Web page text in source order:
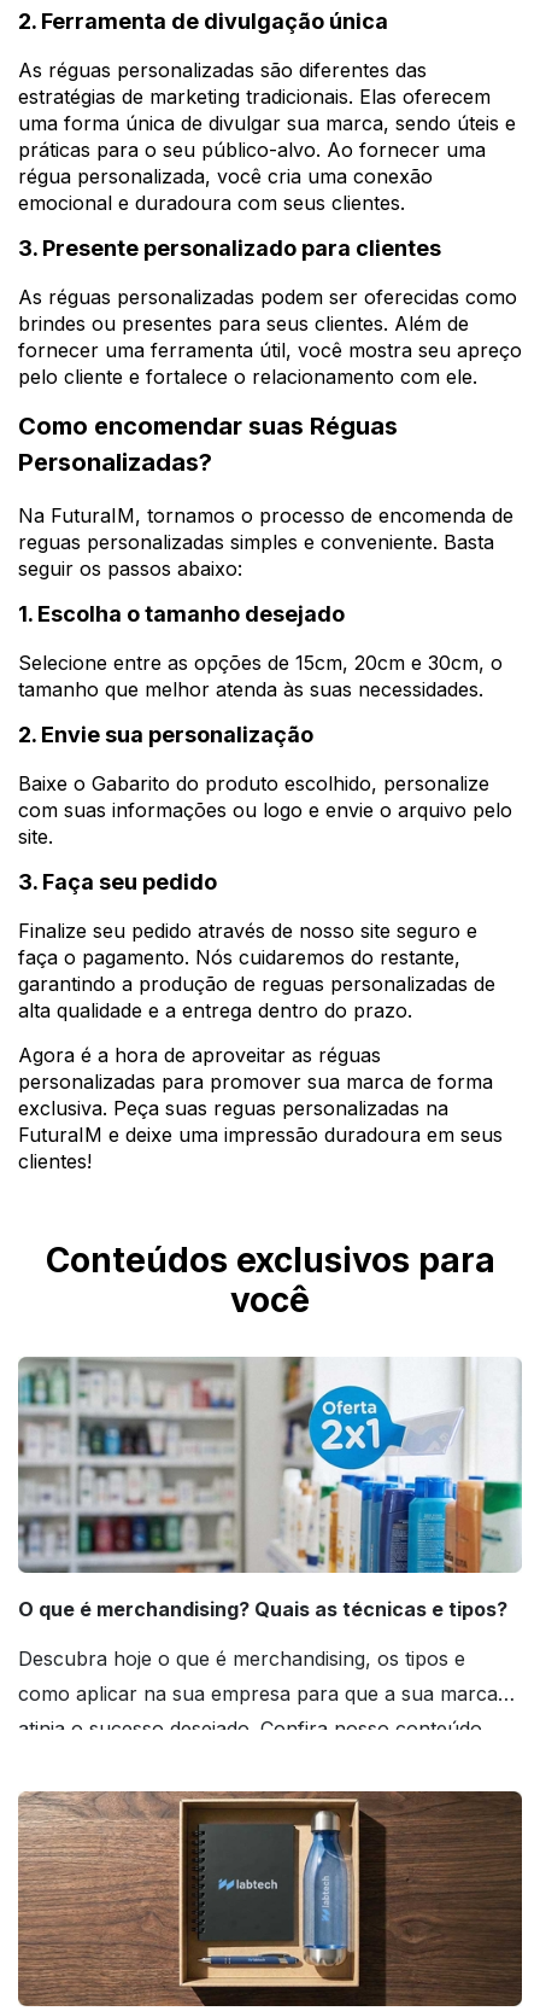
2. Ferramenta de divulgação única
As réguas personalizadas são diferentes das
estratégias de marketing tradicionais. Elas oferecem
uma forma única de divulgar sua marca, sendo úteis e
práticas para o seu público-alvo. Ao fornecer uma
régua personalizada, você cria uma conexão
emocional e duradoura com seus clientes.
3. Presente personalizado para clientes
As réguas personalizadas podem ser oferecidas como
brindes ou presentes para seus clientes. Além de
fornecer uma ferramenta útil, você mostra seu apreço
pelo cliente e fortalece o relacionamento com ele.
Como encomendar suas Réguas
Personalizadas?
Na FuturaIM, tornamos o processo de encomenda de
reguas personalizadas simples e conveniente. Basta
seguir os passos abaixo:
1. Escolha o tamanho desejado
Selecione entre as opções de 15cm, 20cm e 30cm, o
tamanho que melhor atenda às suas necessidades.
2. Envie sua personalização
Baixe o Gabarito do produto escolhido, personalize
com suas informações ou logo e envie o arquivo pelo
site.
3. Faça seu pedido
Finalize seu pedido através de nosso site seguro e
faça o pagamento. Nós cuidaremos do restante,
garantindo a produção de reguas personalizadas de
alta qualidade e a entrega dentro do prazo.
Agora é a hora de aproveitar as réguas
personalizadas para promover sua marca de forma
exclusiva. Peça suas reguas personalizadas na
FuturaIM e deixe uma impressão duradoura em seus
clientes!
Conteúdos exclusivos para
você
O que é merchandising? Quais as técnicas e tipos?
Descubra hoje o que é merchandising, os tipos e
como aplicar na sua empresa para que a sua marca
atinja o sucesso desejado. Confira nosso conteúdo